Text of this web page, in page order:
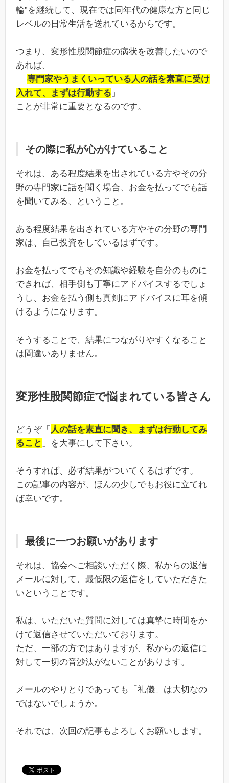
輪”を継続して、現在では同年代の健康な方と同じ
レベルの日常生活を送れているからです。
つまり、変形性股関節症の病状を改善したいので
あれば、
「 専門家やうまくいっている人の話を素直に受け
入れて、まずは行動する 」
ことが非常に重要となるのです。
その際に私が心がけていること
それは、ある程度結果を出されている方やその分
野の専門家に話を聞く場合、お金を払ってでも話
を聞いてみる、ということ。
ある程度結果を出されている方やその分野の専門
家は、自己投資をしているはずです。
お金を払ってでもその知識や経験を自分のものに
できれば、相手側も丁寧にアドバイスするでしょ
うし、お金を払う側も真剣にアドバイスに耳を傾
けるようになります。
そうすることで、結果につながりやすくなること
は間違いありません。
変形性股関節症で悩まれている皆さん
どうぞ「 人の話を素直に聞き、まずは行動してみ
ること 」を大事にして下さい。
そうすれば、必ず結果がついてくるはずです。
この記事の内容が、ほんの少しでもお役に立てれ
ば幸いです。
最後に一つお願いがあります
それは、協会へご相談いただく際、私からの返信
メールに対して、最低限の返信をしていただきた
いということです。
私は、いただいた質問に対しては真摯に時間をか
けて返信させていただいております。
ただ、一部の方ではありますが、私からの返信に
対して一切の音沙汰がないことがあります。
メールのやりとりであっても「礼儀」は大切なの
ではないでしょうか。
それでは、次回の記事もよろしくお願いします。